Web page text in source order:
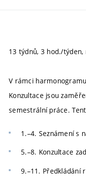
13 týdnů, 3 hod./týden,
V rámci
Konzultace jsou
semestrální práce.
1.–4. Seznámení s
5.–8. Konzultace
9.–11. Předkládání